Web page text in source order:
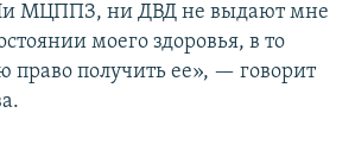
МЦППЗ, ни ДВД не выдают мне
моего здоровья, в то
право получить ее», — говорит